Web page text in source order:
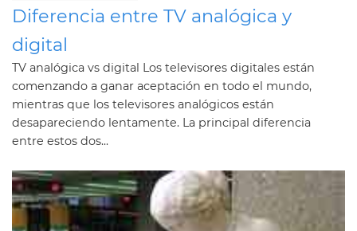
Diferencia entre TV analógica y
digital
TV analógica vs digital Los televisores digitales están
comenzando a ganar aceptación en todo el mundo,
mientras que los televisores analógicos están
desapareciendo lentamente. La principal diferencia
entre estos dos...